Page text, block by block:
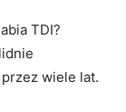
TDI?
⁢wiele lat.